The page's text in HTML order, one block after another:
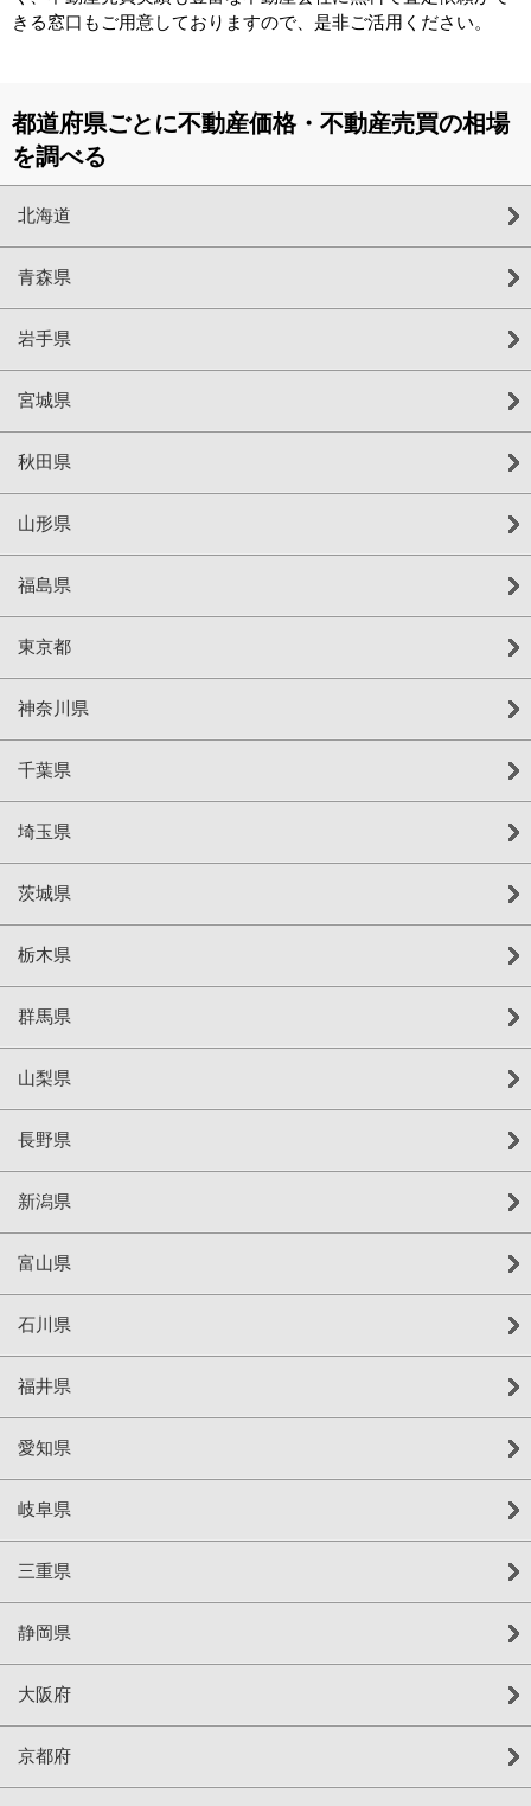
きる窓口もご用意しておりますので、是非ご活用ください。
都道府県ごとに不動産価格・不動産売買の相場
を調べる
北海道
青森県
岩手県
宮城県
秋田県
山形県
福島県
東京都
神奈川県
千葉県
埼玉県
茨城県
栃木県
群馬県
山梨県
長野県
新潟県
富山県
石川県
福井県
愛知県
岐阜県
三重県
静岡県
大阪府
京都府